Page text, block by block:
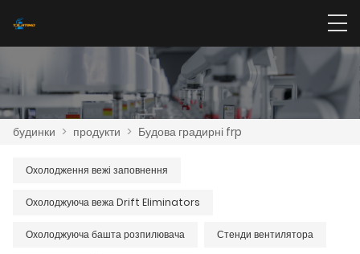
будинки > продукти > Будова градирні frp
Охолодження вежі заповнення
Охолоджуюча вежа Drift Eliminators
Охолоджуюча башта розпилювача Стенди вентилятора